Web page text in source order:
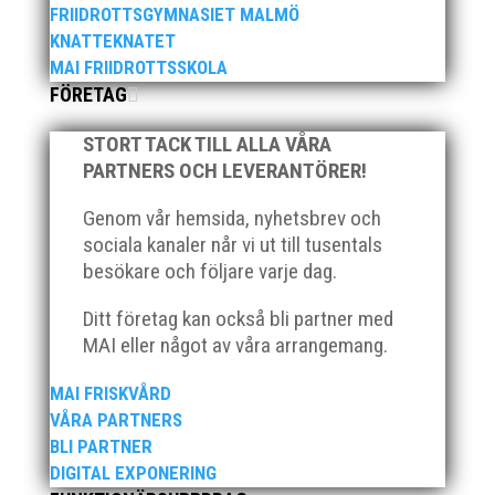
FRIIDROTTSGYMNASIET MALMÖ
KNATTEKNATET
MAI FRIIDROTTSSKOLA
FÖRETAG
STORT TACK TILL ALLA VÅRA
PARTNERS OCH LEVERANTÖRER!
Genom vår hemsida, nyhetsbrev och
sociala kanaler når vi ut till tusentals
besökare och följare varje dag.
Ditt företag kan också bli partner med
MAI eller något av våra arrangemang.
MAI FRISKVÅRD
VÅRA PARTNERS
BLI PARTNER
DIGITAL EXPONERING
den 4:e september. Efter det kommer jag Alexander
Thörnholm ta över tjänsten på 50%. Jag har varit aktiv
inom föreningslivet hela mitt liv och ser verkligen
fram emot att komma igång. Är det någon som
undrar något...
Efter Friidrotts-SM i Uppsala hade Hässelby SK
kopplat ett tydligt grepp om totalledningen i SM-
pokalen där försprånget till tvåan Malmö AI var 85
poäng – 300 mot 215. Skulle de två senaste årens
vinnare MAI kunna plocka in något av det när 2244
poäng i 102 grenar...